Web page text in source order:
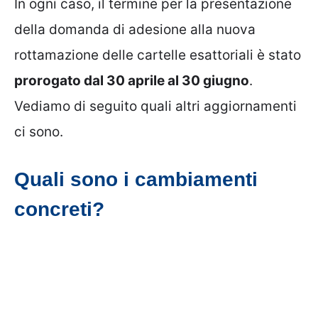
In ogni caso, il termine per la presentazione
della domanda di adesione alla nuova
rottamazione delle cartelle esattoriali è stato
prorogato dal 30 aprile al 30 giugno.
Vediamo di seguito quali altri aggiornamenti
ci sono.
Quali sono i cambiamenti
concreti?